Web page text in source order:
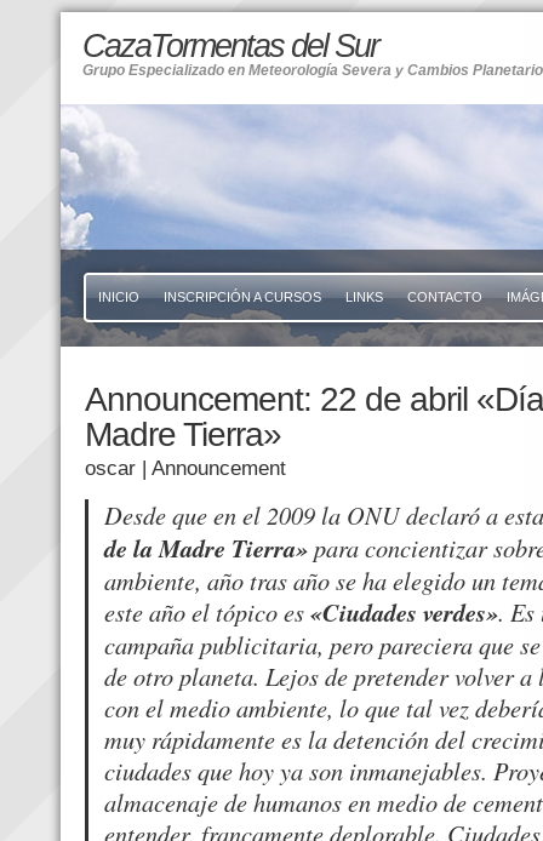
CazaTormentas del Sur
Grupo Especializado en Meteorología Severa y Cambios
INICIO INSCRIPCIÓN A CURSOS LINKS CONTACTO
Announcement: 22 de abril
Madre Tierra»
oscar | Announcement
Desde que en el 2009 la ONU declaró a
de la Madre Tierra»para concientizar
ambiente, año tras año se ha elegido un
este año el tópico es«Ciudades verdes».
campaña publicitaria, pero pareciera que
de otro planeta. Lejos de pretender volver a
con el medio ambiente, lo que tal vez
muy rápidamente es la detención del
ciudades que hoy ya son inmanejables.
almacenaje de humanos en medio de
entender, francamente deplorable.